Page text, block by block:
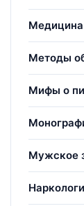
Методы
Мифы о
Мужское